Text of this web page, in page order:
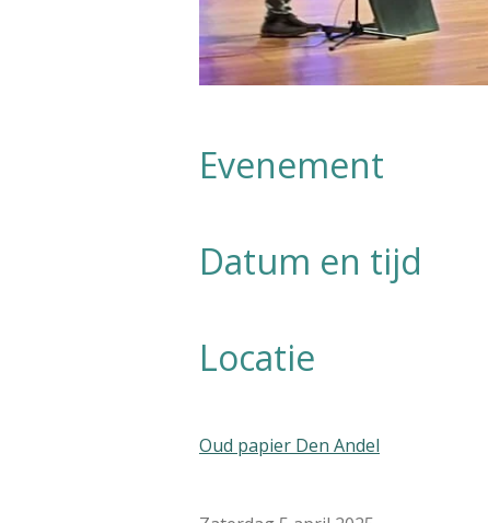
Evenement
Datum en tijd
Locatie
Oud papier Den Andel